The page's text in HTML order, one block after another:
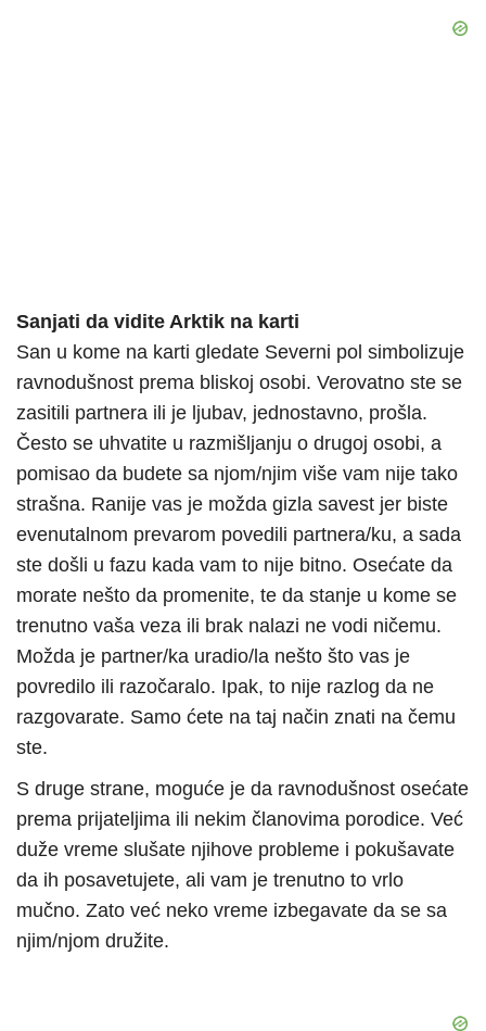
Sanjati da vidite Arktik na karti
San u kome na karti gledate Severni pol simbolizuje
ravnodušnost prema bliskoj osobi. Verovatno ste se
zasitili partnera ili je ljubav, jednostavno, prošla.
Često se uhvatite u razmišljanju o drugoj osobi, a
pomisao da budete sa njom/njim više vam nije tako
strašna. Ranije vas je možda gizla savest jer biste
evenutalnom prevarom povedili partnera/ku, a sada
ste došli u fazu kada vam to nije bitno. Osećate da
morate nešto da promenite, te da stanje u kome se
trenutno vaša veza ili brak nalazi ne vodi ničemu.
Možda je partner/ka uradio/la nešto što vas je
povredilo ili razočaralo. Ipak, to nije razlog da ne
razgovarate. Samo ćete na taj način znati na čemu
ste.
S druge strane, moguće je da ravnodušnost osećate
prema prijateljima ili nekim članovima porodice. Već
duže vreme slušate njihove probleme i pokušavate
da ih posavetujete, ali vam je trenutno to vrlo
mučno. Zato već neko vreme izbegavate da se sa
njim/njom družite.